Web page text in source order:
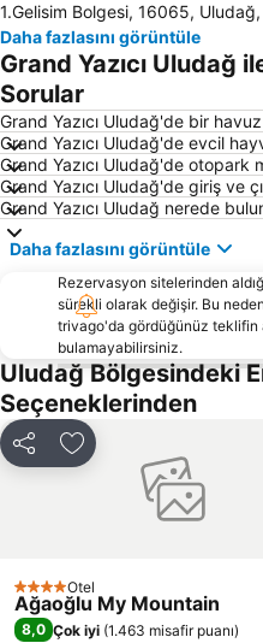
Koza Hanı
Bursa Timsah Arena Stadyumu
Bademli
Yenişehir Airport
Gülbaçe
Yeşil Türbe
Yeşil Cami
1.Gelisim Bolgesi, 16065,
Daha fazlasını görüntüle
Grand Yazıcı Uludağ
Sorular
Grand Yazıcı Uludağ'de bir havuz
Grand Yazıcı Uludağ'de evcil
Grand Yazıcı Uludağ'de otopark
Grand Yazıcı Uludağ'de giriş ve
Grand Yazıcı Uludağ nerede
Daha fazlasını görüntüle
Rezervasyon sitelerinden
sürekli olarak değişir. Bu
trivago'da gördüğünüz teklifin
bulamayabilirsiniz.
Uludağ Bölgesindeki
Seçeneklerinden
Paylaş Favorilerime ekle
4 YıldızOtel
Ağaoğlu My Mountain
8,0 Çok iyi (1.463 misafir puanı)